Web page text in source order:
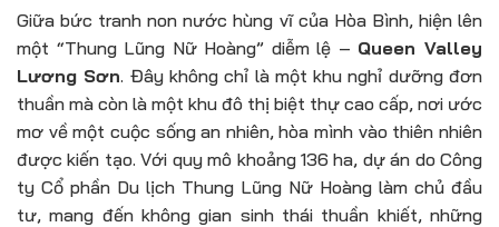
Giữa bức tranh non nước hùng vĩ của Hòa Bình, hiện lên
một “Thung Lũng Nữ Hoàng” diễm lệ – Queen Valley
Lương Sơn. Đây không chỉ là một khu nghỉ dưỡng đơn
thuần mà còn là một khu đô thị biệt thự cao cấp, nơi ước
mơ về một cuộc sống an nhiên, hòa mình vào thiên nhiên
được kiến tạo. Với quy mô khoảng 136 ha, dự án do Công
ty Cổ phần Du lịch Thung Lũng Nữ Hoàng làm chủ đầu
tư, mang đến không gian sinh thái thuần khiết, những